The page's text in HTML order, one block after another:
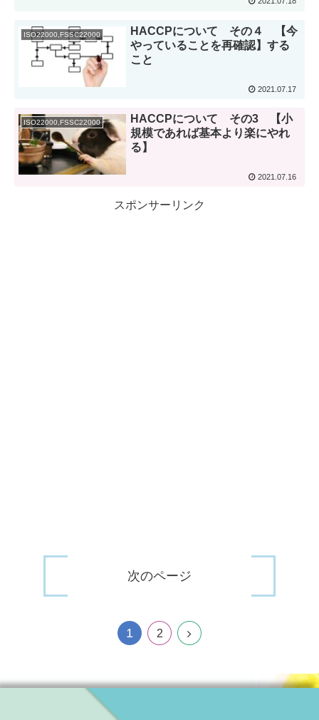
ISO22000,FSSC22000
HACCPについて その４ 【今
やっていることを再確認】する
こと
2021.07.17
ISO22000,FSSC22000
HACCPについて その3 【小
規模であれば基本より楽にやれ
る】
2021.07.16
スポンサーリンク
次のページ
1 2